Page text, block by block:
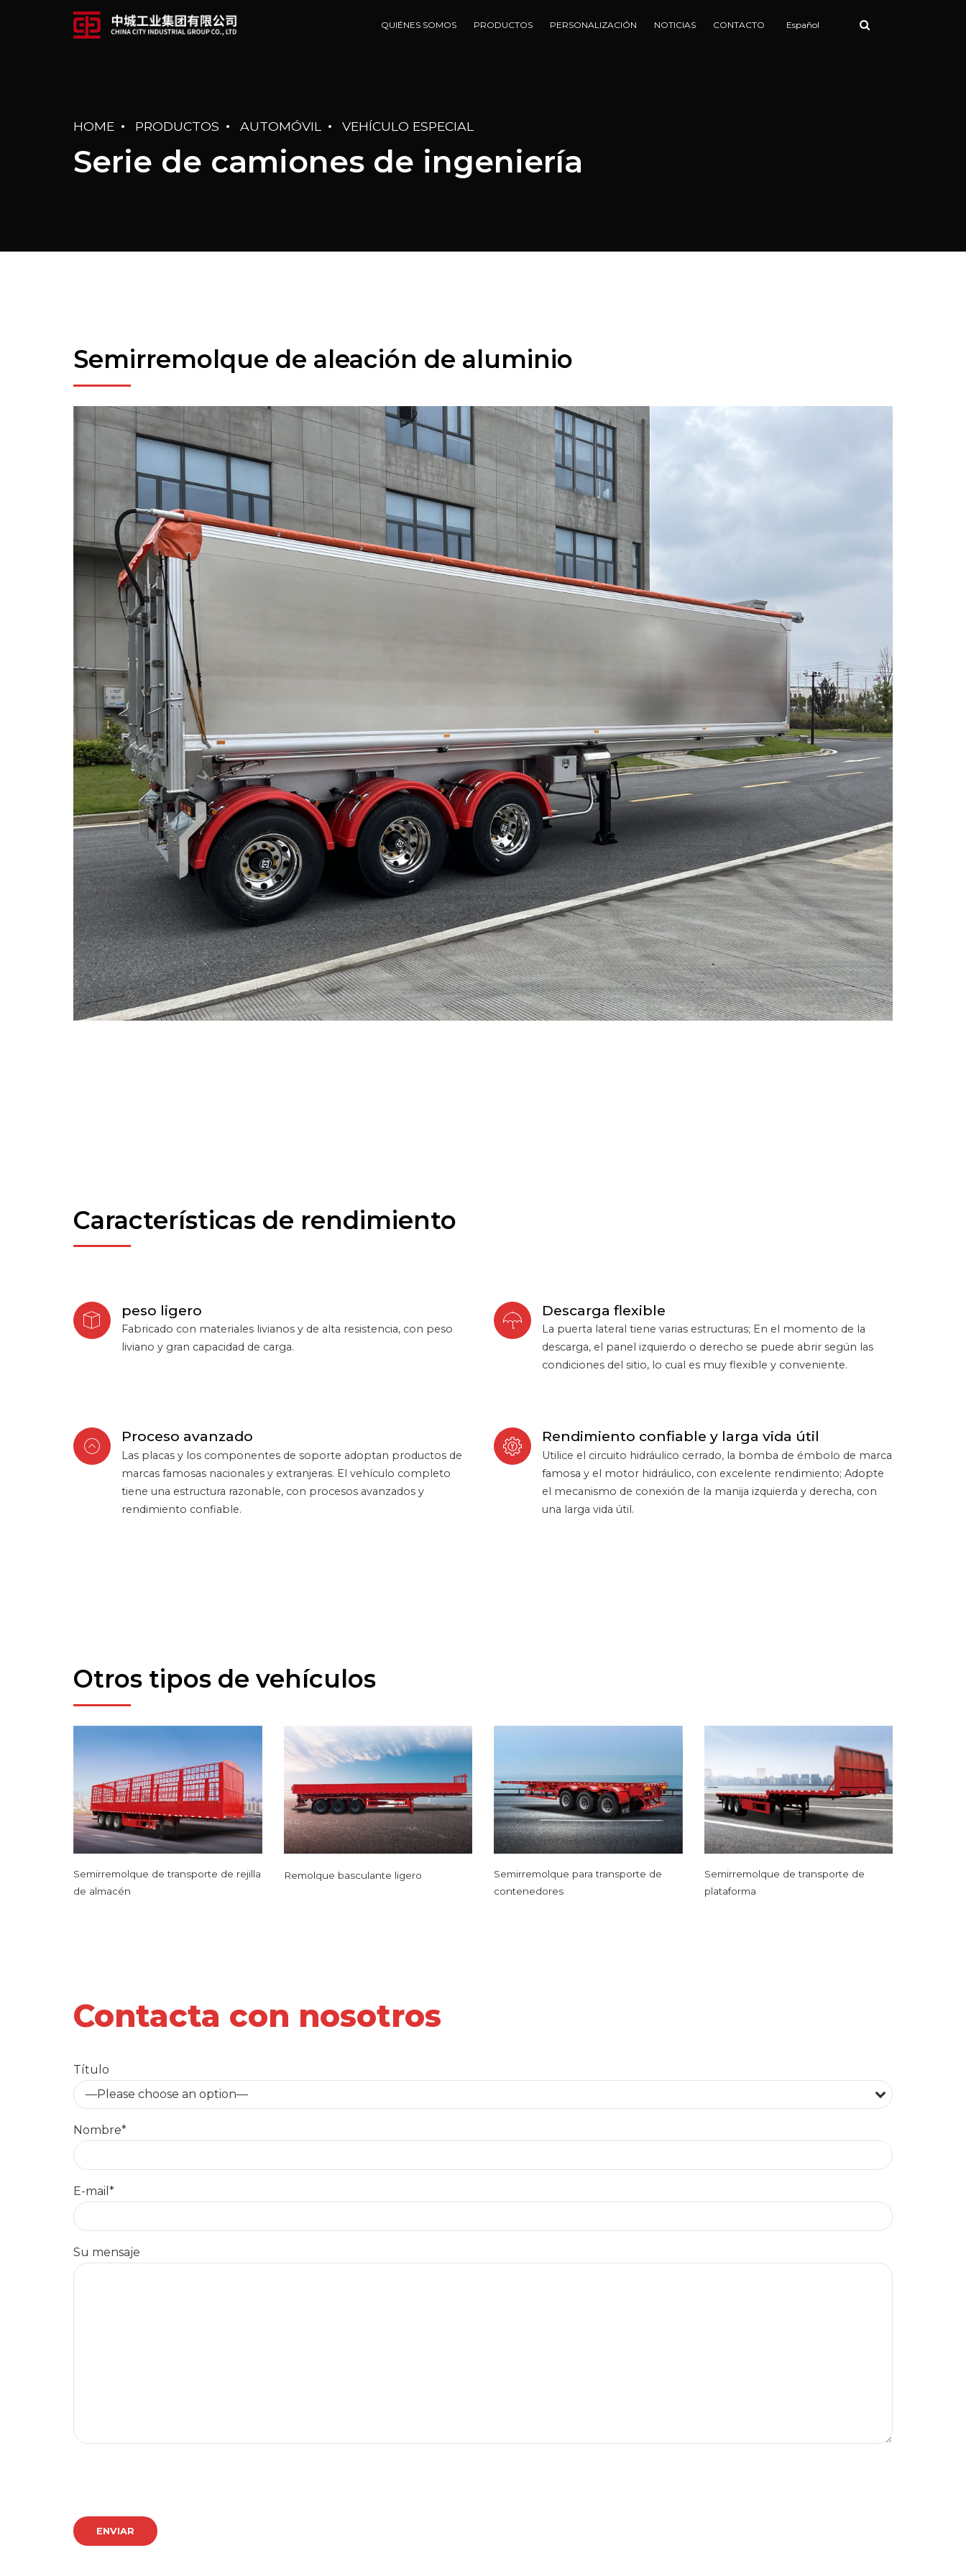
QUIÉNES SOMOS PRODUCTOS PERSONALIZACIÓN NOTICIAS CONTACTO Español
HOME PRODUCTOS AUTOMÓVIL VEHÍCULO ESPECIAL
Serie de camiones de ingeniería
Semirremolque de aleación de aluminio
Características de rendimiento
peso ligero
Fabricado con materiales livianos y de alta resistencia, con peso
liviano y gran capacidad de carga.
Descarga flexible
La puerta lateral tiene varias estructuras; En el momento de la
descarga, el panel izquierdo o derecho se puede abrir según las
condiciones del sitio, lo cual es muy flexible y conveniente.
Proceso avanzado
Las placas y los componentes de soporte adoptan productos de
marcas famosas nacionales y extranjeras. El vehículo completo
tiene una estructura razonable, con procesos avanzados y
rendimiento confiable.
Rendimiento confiable y larga vida útil
Utilice el circuito hidráulico cerrado, la bomba de émbolo de marca
famosa y el motor hidráulico, con excelente rendimiento; Adopte
el mecanismo de conexión de la manija izquierda y derecha, con
una larga vida útil.
Otros tipos de vehículos
Semirremolque de transporte de rejilla
de almacén
Remolque basculante ligero
Semirremolque para transporte de
contenedores
Semirremolque de transporte de
plataforma
Contacta con nosotros
Título
—Please choose an option—
Nombre*
E-mail*
Su mensaje